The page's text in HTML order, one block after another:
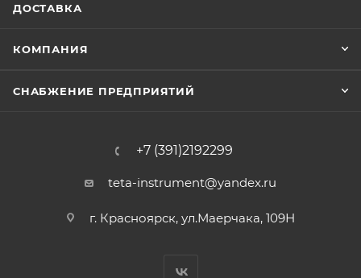
ДОСТАВКА
КОМПАНИЯ
СНАБЖЕНИЕ ПРЕДПРИЯТИЙ
+7 (391)2192299
teta-instrument@yandex.ru
г. Красноярск, ул.Маерчака, 109Н